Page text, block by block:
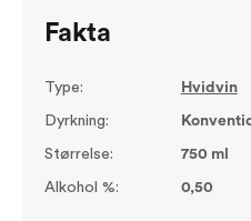
Fakta
Type: Hvidvin
Dyrkning:
Størrelse: 750 ml
Alkohol %: 0,50